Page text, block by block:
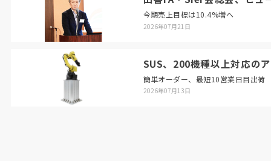
今期売上目標は10.4%増へ
2026年07月21日
SUS、200機種以上対応の
簡単オーダー、最短10営業日目出荷
2026年07月13日